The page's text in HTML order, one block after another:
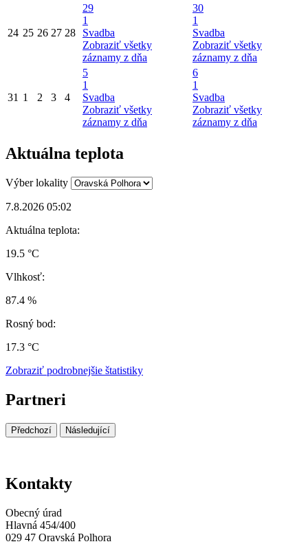
24 25 26 27 28
29
1
Svadba
Zobraziť všetky
záznamy z dňa
30
1
Svadba
Zobraziť všetky
záznamy z dňa
31 1 2 3 4
5
1
Svadba
Zobraziť všetky
záznamy z dňa
6
1
Svadba
Zobraziť všetky
záznamy z dňa
Aktuálna teplota
Výber lokality
7.8.2026 05:02
Aktuálna teplota:
19.5 °C
Vlhkosť:
87.4 %
Rosný bod:
17.3 °C
Zobraziť podrobnejšie štatistiky
Partneri
Předchozí Následující
Kontakty
Obecný úrad
Hlavná 454/400
029 47 Oravská Polhora